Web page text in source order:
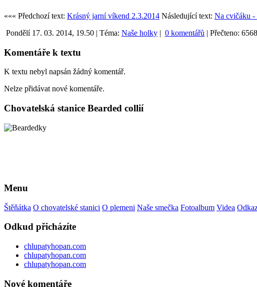
««« Předchozí text: Krásný jarní víkend 2.3.2014 Následující text: Na cvičáku -
Pondělí 17. 03. 2014, 19.50 | Téma: Naše holky | 0 komentářů | Přečteno:
Komentáře k textu
K textu nebyl napsán žádný komentář.
Nelze přidávat nové komentáře.
Chovatelská stanice Bearded collií
Menu
Štěňátka O chovatelské stanici O plemeni Naše smečka Fotoalbum Videa
Odkud přicházíte
chlupatyhopan.com
chlupatyhopan.com
chlupatyhopan.com
Nové komentáře